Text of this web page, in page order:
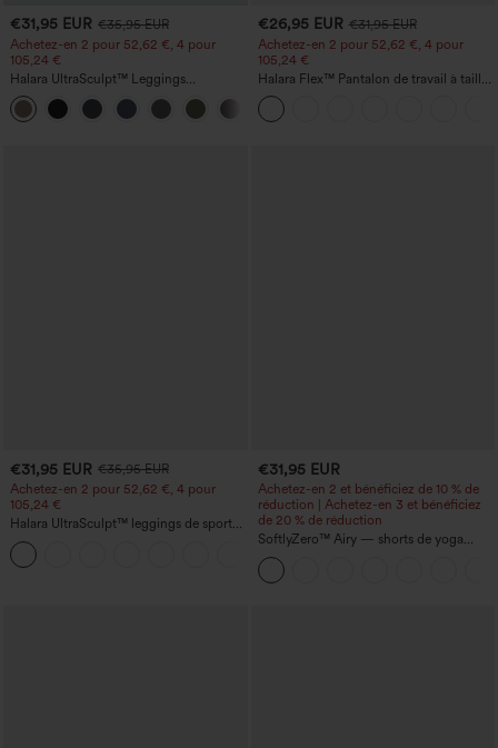
€31,95 EUR €35,95 EUR
Achetez-en 2 pour 52,62 €, 4 pour
105,24 €
Halara UltraSculpt™ Leggings
d'entraînement sculptants taille haute,
effet ventre plat, avec poche
€26,95 EUR €31,95 EUR
Achetez-en 2 pour 52,62 €, 4 pour
105,24 €
Halara Flex™ Pantalon de travail à taille
haute, jambe large, avec poches, en
maille gaufrée
€31,95 EUR €35,95 EUR
Achetez-en 2 pour 52,62 €, 4 pour
105,24 €
Halara UltraSculpt™ leggings de sport
taille haute sculptants — rehaussement
fessier, maintien du ventre, avec poche
€31,95 EUR
Achetez-en 2 et bénéficiez de 10 % de
réduction | Achetez-en 3 et bénéficiez
de 20 % de réduction
SoftlyZero™ Airy — shorts de yoga
super taille haute 2-en-1 InstantCool
avec poches